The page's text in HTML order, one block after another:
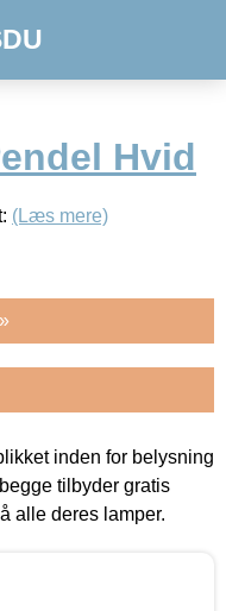
Hvid
(Læs mere)
inden for belysning
tilbyder gratis
alle deres lamper.